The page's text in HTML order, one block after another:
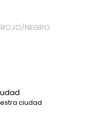
NEGRO
ciudad